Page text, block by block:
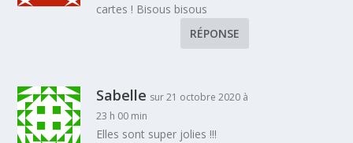
cartes ! Bisous bisous
RÉPONSE
Sabelle sur 21 octobre 2020 à
23 h 00 min
Elles sont super jolies !!!